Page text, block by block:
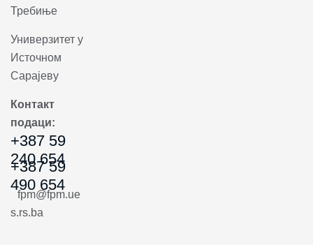
Требиње
Универзитет у
Источном
Сарајеву
Контакт
подаци:
+387 59
240 654
+387 59
490 654
fpm@fpm.ue
s.rs.ba